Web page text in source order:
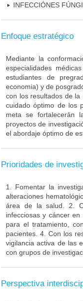
INFECCIÓNES
Enfoque estratégico
Mediante la
especialidades
estudiantes de
economia) y de
con los resultados de
cuidado óptimo de los
meta se fortalecerán
proyectos de
el abordaje óptimo de
Prioridades de
1. Fomentar la
alteraciones
área de la salud. 2.
infecciosas y cáncer
para el tratamiento,
pacientes. 4. Con los
vigilancia activa de las
con grupos de
Perspectiva